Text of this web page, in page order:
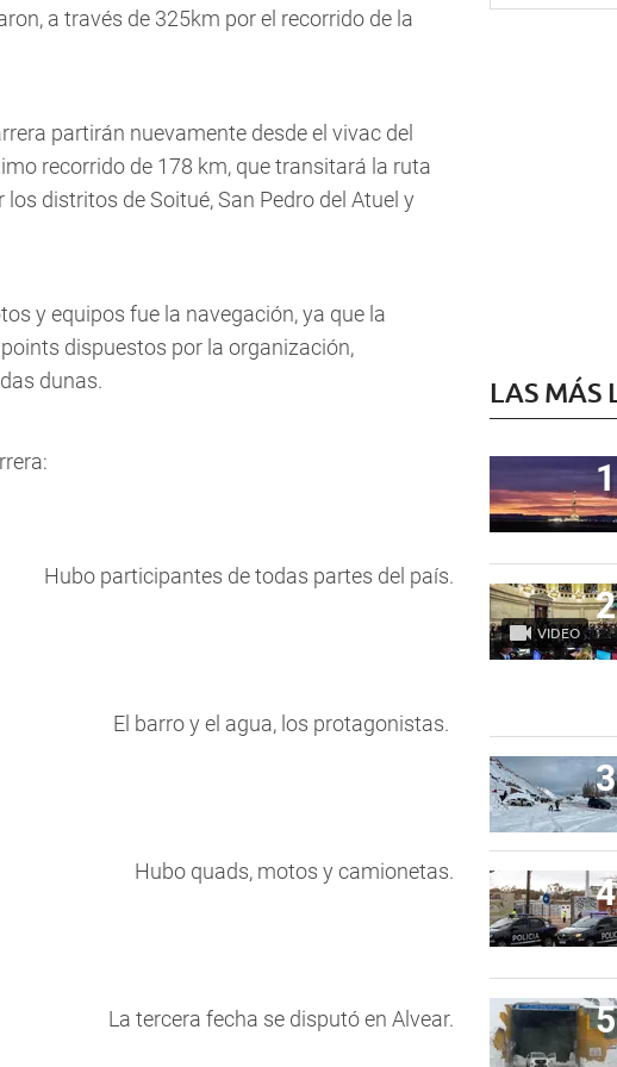
a través de 325km por el recorrido de la
partirán nuevamente desde el vivac del
recorrido de 178 km, que transitará la ruta
distritos de Soitué, San Pedro del Atuel y
y equipos fue la navegación, ya que la
dispuestos por la organización,
dunas.
Hubo participantes de todas partes del país.
El barro y el agua, los protagonistas.
Hubo quads, motos y camionetas.
La tercera fecha se disputó en Alvear.
LAS MÁS
VIDEO